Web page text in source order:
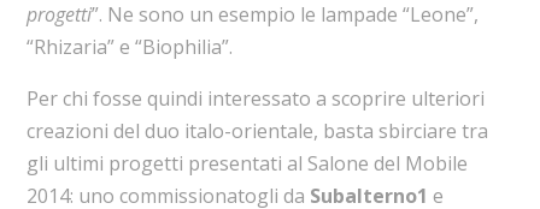
progetti”. Ne sono un esempio le lampade “Leone”,
“Rhizaria” e “Biophilia”.
Per chi fosse quindi interessato a scoprire ulteriori
creazioni del duo italo-orientale, basta sbirciare tra
gli ultimi progetti presentati al Salone del Mobile
2014: uno commissionatogli da Subalterno1 e